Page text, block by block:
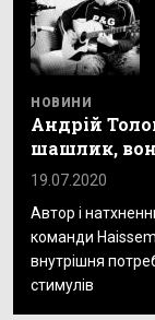
НОВИНИ
Андрій
шашлик,
19.07.2020
Автор і
команди
внутрішня
стимулів